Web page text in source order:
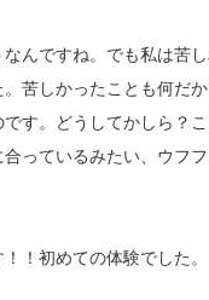
んですね。でも私は苦
苦しかったことも何だ
す。どうしてかしら？
っているみたい、ウフ
！初めての体験でした。